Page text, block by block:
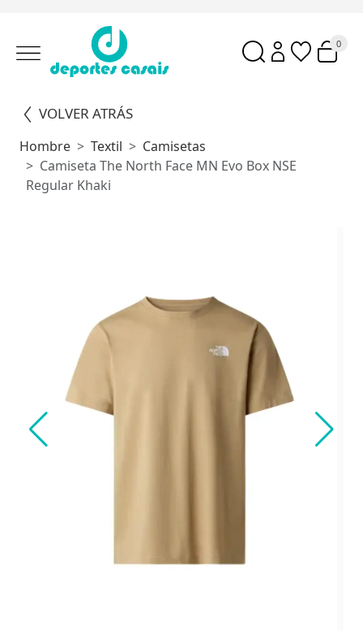
0
VOLVER ATRÁS
Hombre Textil
Camisetas
Camiseta The North Face MN Evo Box NSE
Regular Khaki